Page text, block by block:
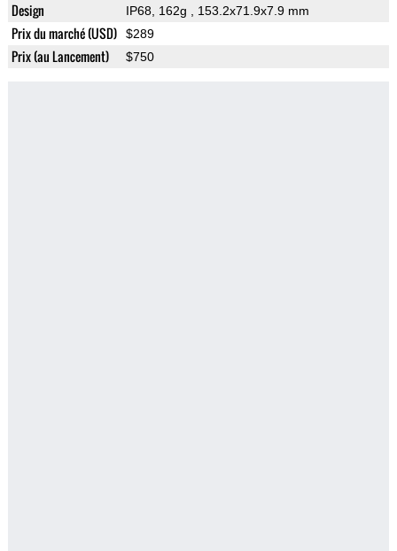
Design IP68, 162g , 153.2x71.9x7.9 mm
Prix du marché (USD) $289
Prix (au Lancement) $750